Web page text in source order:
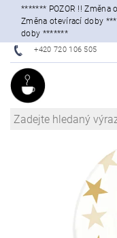
******* POZOR !! Změna
Změna otevírací doby
doby *******
+420 720 106 505